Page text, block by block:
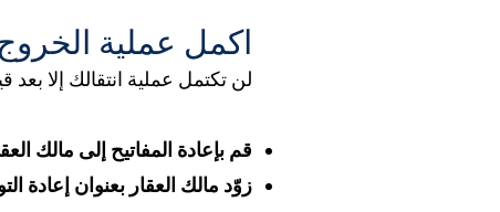
اكمل عملية
لن تكتمل عملية انتقالك إلا بعد
قم بإعادة المفاتيح إلى مالك
زوّد مالك العقار بعنوان إعادة